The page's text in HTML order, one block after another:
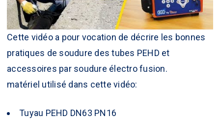
Cette vidéo a pour vocation de décrire les bonnes
pratiques de soudure des tubes PEHD et
accessoires par soudure électro fusion.
matériel utilisé dans cette vidéo:
Tuyau PEHD DN63 PN16